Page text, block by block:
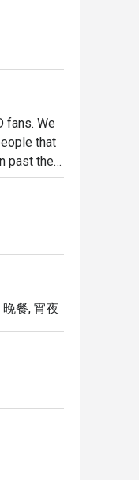
fans. We
that
past the
餐, 宵夜